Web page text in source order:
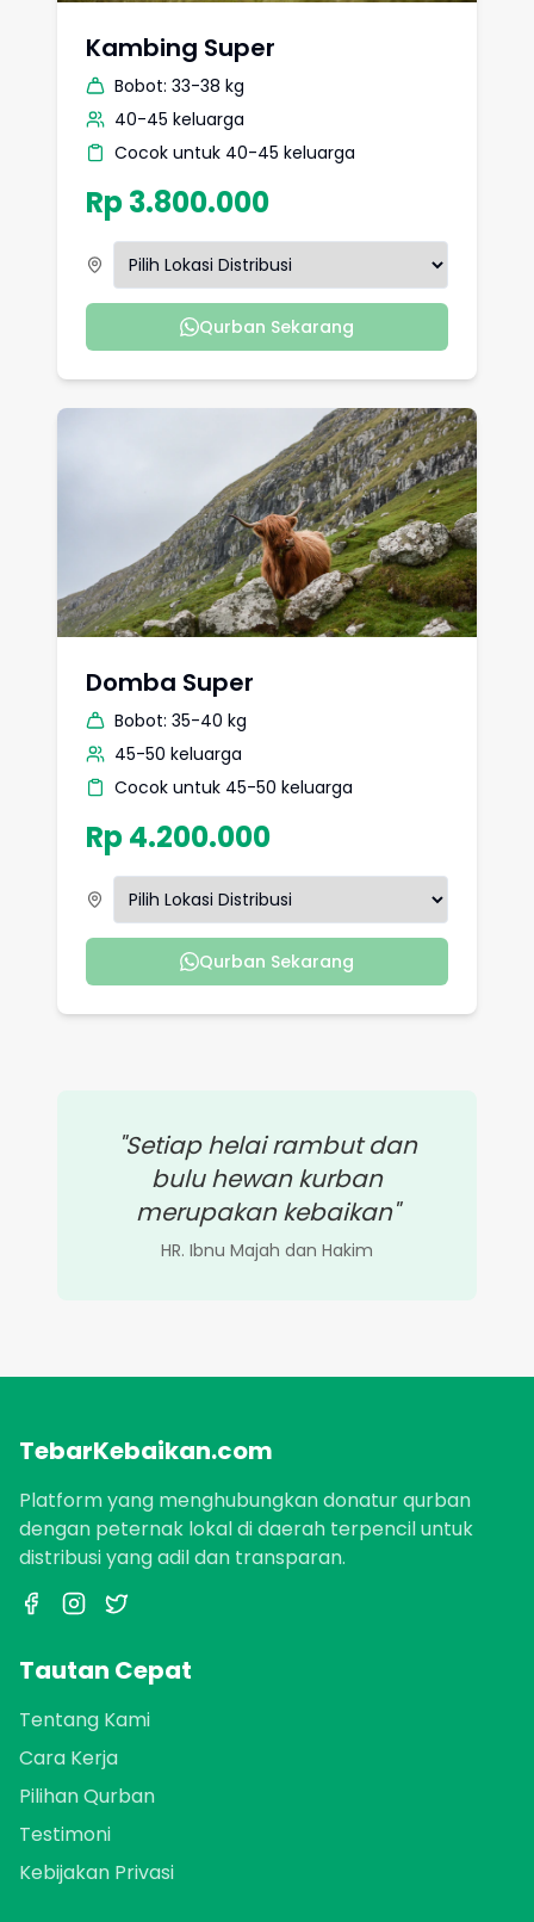
Kambing Super
Bobot: 33-38 kg
40-45 keluarga
Cocok untuk 40-45 keluarga
Rp 3.800.000
Qurban Sekarang
Domba Super
Bobot: 35-40 kg
45-50 keluarga
Cocok untuk 45-50 keluarga
Rp 4.200.000
Qurban Sekarang
"Setiap helai rambut dan
bulu hewan kurban
merupakan kebaikan"
HR. Ibnu Majah dan Hakim
TebarKebaikan.com
Platform yang menghubungkan donatur qurban
dengan peternak lokal di daerah terpencil untuk
distribusi yang adil dan transparan.
Tautan Cepat
Tentang Kami
Cara Kerja
Pilihan Qurban
Testimoni
Kebijakan Privasi